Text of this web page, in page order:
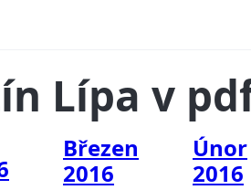
Lípa v
Březen
2016
Únor
2016